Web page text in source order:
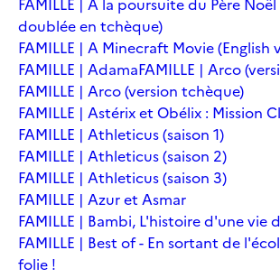
doublée en tchèque)
FAMILLE | A Minecraft Movie (English
FAMILLE | AdamaFAMILLE | Arco
FAMILLE | Arco (version tchèque)
FAMILLE | Astérix et Obélix : Mission
FAMILLE | Athleticus (saison 1)
FAMILLE | Athleticus (saison 2)
FAMILLE | Athleticus (saison 3)
FAMILLE | Azur et Asmar
FAMILLE | Bambi, L'histoire d'une vie
FAMILLE | Best of - En sortant de
folie !